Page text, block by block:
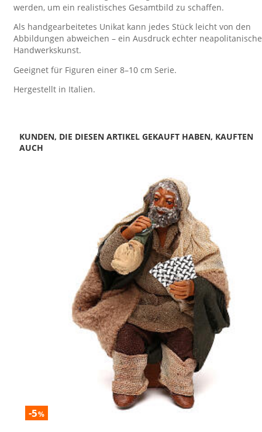
werden, um ein realistisches Gesamtbild zu schaffen.
Als handgearbeitetes Unikat kann jedes Stück leicht von den
Abbildungen abweichen – ein Ausdruck echter
Handwerkskunst.
Geeignet für Figuren einer 8–10 cm Serie.
Hergestellt in Italien.
KUNDEN, DIE DIESEN ARTIKEL GEKAUFT HABEN, KAUFTEN
AUCH
-5%